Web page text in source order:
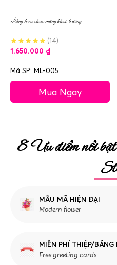
Lẵng hoa chúc mừng khai trương
(14)
1.650.000 ₫
Mã SP: ML-005
Mua Ngay
8 Ưu điểm nổi
MẪU MÃ HIỆN ĐẠI
Modern flower
MIỄN PHÍ THIỆP/BĂNG
Free greeting cards